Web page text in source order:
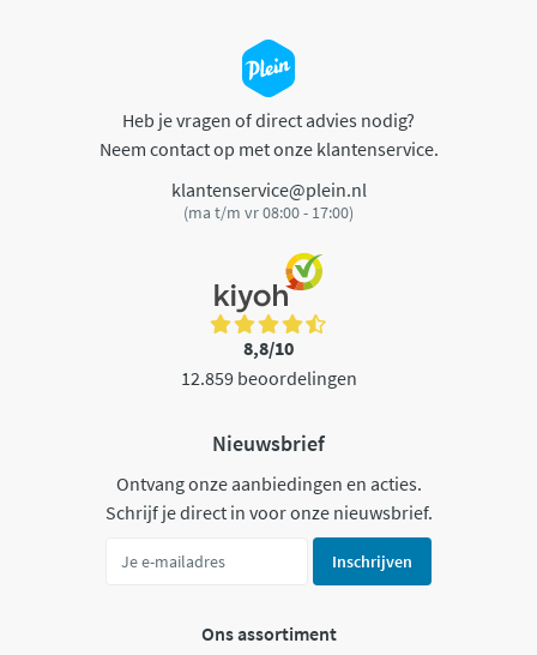
Heb je vragen of direct advies nodig?
Neem contact op met onze klantenservice.
klantenservice@plein.nl
(ma t/m vr 08:00 - 17:00)
8,8/10
12.859 beoordelingen
Nieuwsbrief
Ontvang onze aanbiedingen en acties.
Schrijf je direct in voor onze nieuwsbrief.
Inschrijven
Ons assortiment